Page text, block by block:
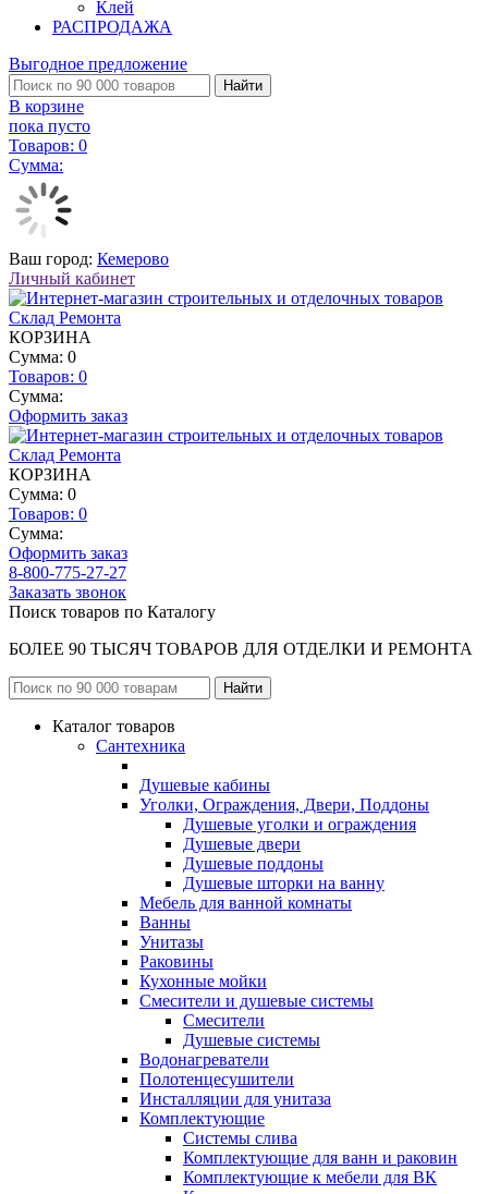
Клей
РАСПРОДАЖА
Выгодное предложение
Найти
В корзине
пока пусто
Товаров: 0
Сумма:
Ваш город: Кемерово
Личный кабинет
КОРЗИНА
Сумма: 0
Товаров: 0
Сумма:
Оформить заказ
КОРЗИНА
Сумма: 0
Товаров: 0
Сумма:
Оформить заказ
8-800-775-27-27
Заказать звонок
Поиск товаров по Каталогу
БОЛЕЕ 90 ТЫСЯЧ ТОВАРОВ ДЛЯ ОТДЕЛКИ И РЕМОНТА
Каталог товаров
Сантехника
Душевые кабины
Уголки, Ограждения, Двери, Поддоны
Душевые уголки и ограждения
Душевые двери
Душевые поддоны
Душевые шторки на ванну
Мебель для ванной комнаты
Ванны
Унитазы
Раковины
Кухонные мойки
Смесители и душевые системы
Смесители
Душевые системы
Водонагреватели
Полотенцесушители
Инсталляции для унитаза
Комплектующие
Системы слива
Комплектующие для ванн и раковин
Комплектующие к мебели для ВК